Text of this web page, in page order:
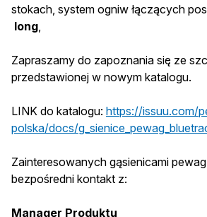
stokach, system ogniw łączących
long,
Zapraszamy do zapoznania się ze
przedstawionej w nowym katalogu.
LINK do katalogu: https://issuu.com/
polska/docs/
Zainteresowanych gąsienicami
bezpośredni kontakt z:
Manager Produktu